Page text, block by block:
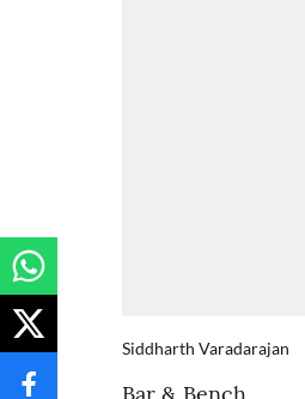
Siddharth Varadarajan